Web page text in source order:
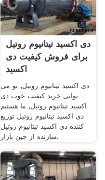
دی اکسید تیتانیوم روتیل
برای فروش کیفیت دی
اکسید
دی اکسید تیتانیوم روتیل, تو می
توانی خرید کیفیت خوب دی
اکسید تیتانیوم روتیل, ما هستیم
دی اکسید تیتانیوم روتیل توزیع
کننده دی اکسید تیتانیوم روتیل
سازنده از چین بازار.